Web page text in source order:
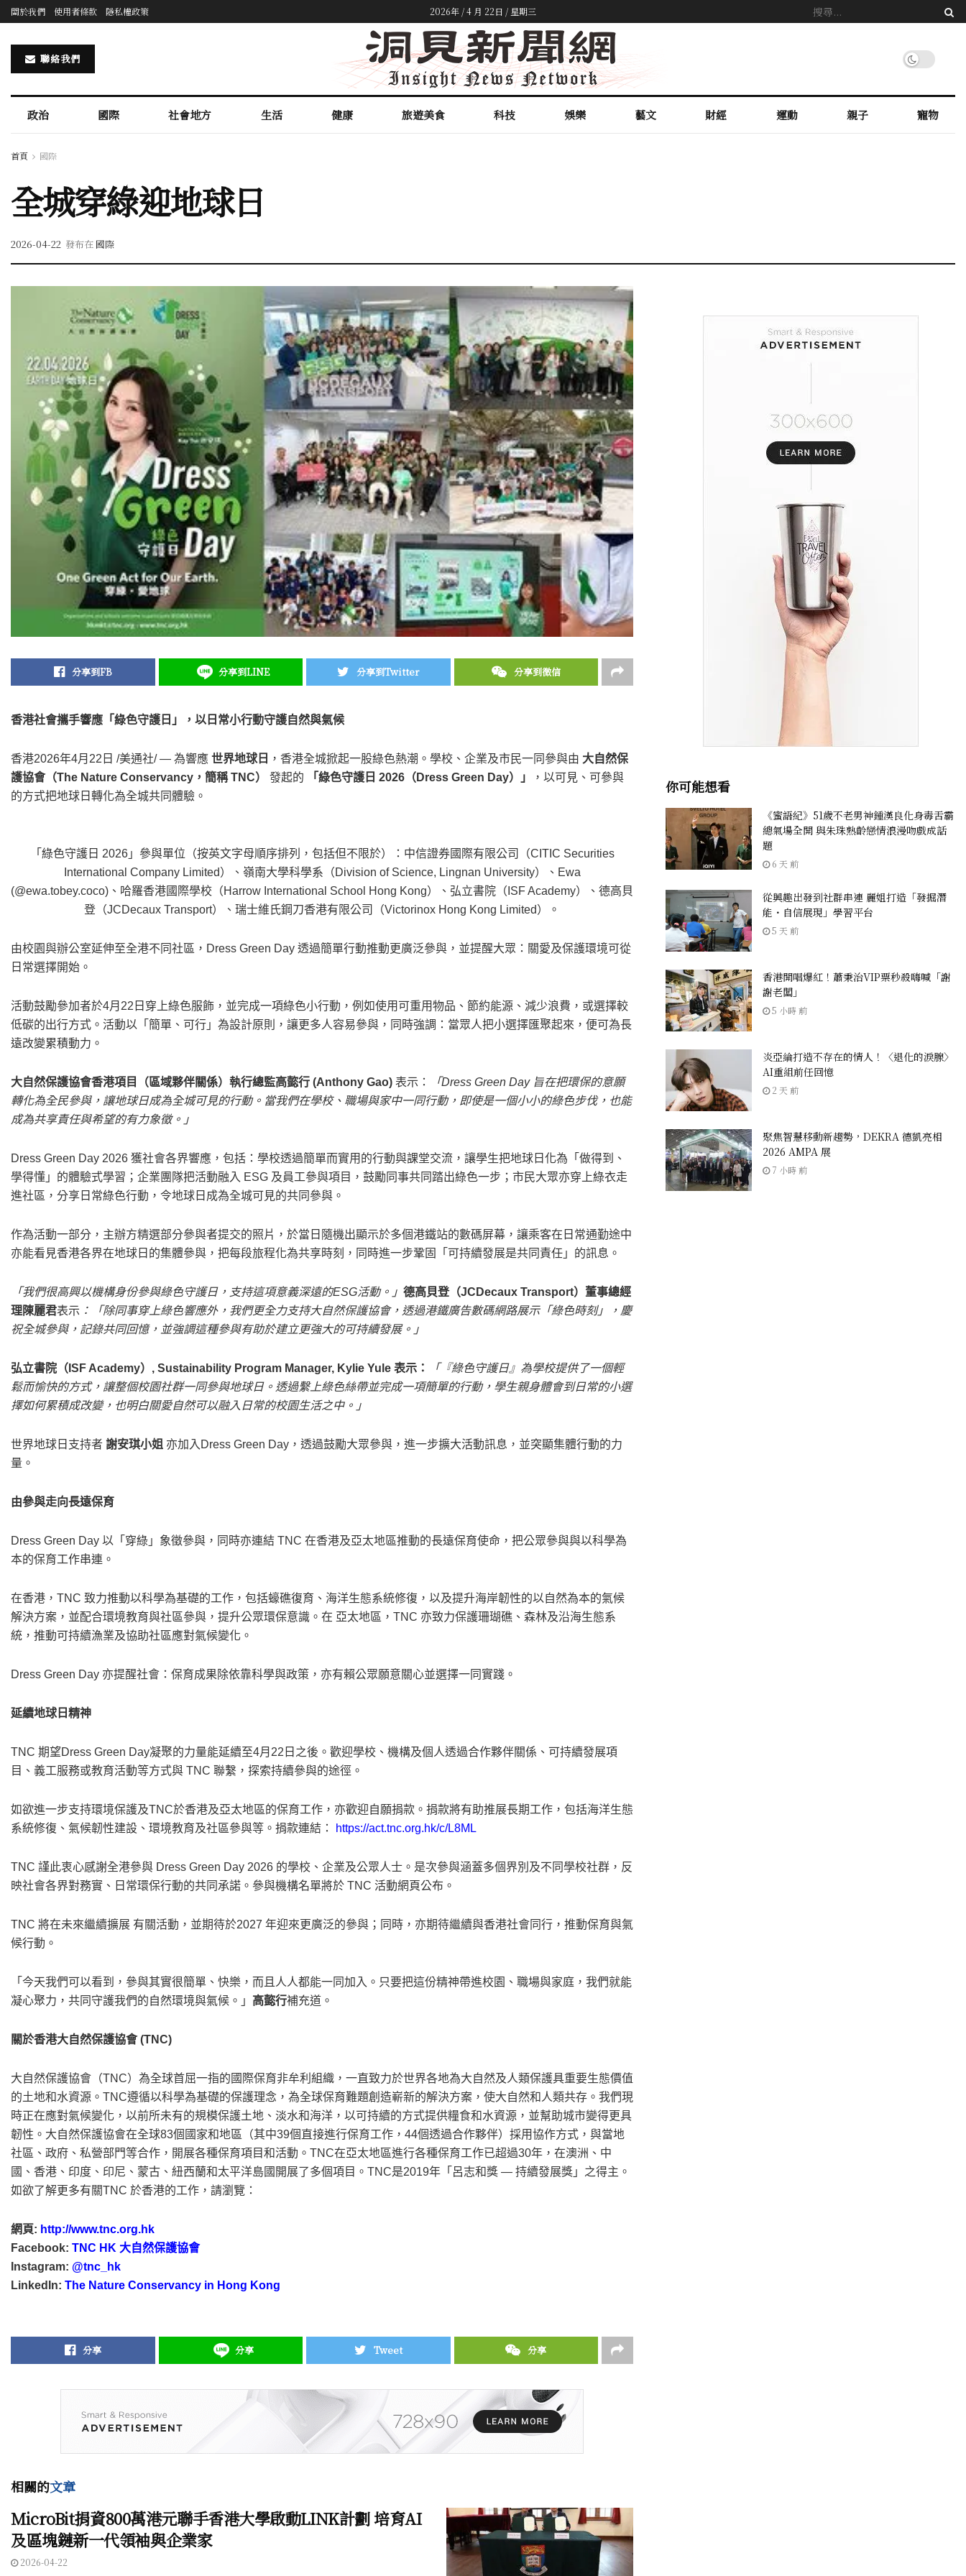
關於我們 使用者條款 隱私權政策 2026年 / 4 月 22日 / 星期三
聯絡我們
政治 國際 社會地方 生活 健康 旅遊美食 科技 娛樂 藝文 財經 運動 親子 寵物
首頁 國際
全城穿綠迎地球日
2026-04-22 發布在 國際
分享到FB 分享到LINE 分享到Twitter 分享到微信
香港社會攜手響應「綠色守護日」，以日常小行動守護自然與氣候
香港2026年4月22日 /美通社/ — 為響應 世界地球日 ，香港全城掀起一股綠色熱潮。學校、企業及市民一同參與由 大自然保
護協會（The Nature Conservancy，簡稱 TNC）
發起的 「綠色守護日 2026（Dress Green Day）」
，以可見、可參與
的方式把地球日轉化為全城共同體驗。
「綠色守護日 2026」參與單位（按英文字母順序排列，包括但不限於）：中信證券國際有限公司（CITIC Securities
International Company Limited）、嶺南大學科學系（Division of Science, Lingnan University）、Ewa
(@ewa.tobey.coco)、哈羅香港國際學校（Harrow International School Hong Kong）、弘立書院（ISF Academy）、德高貝
登（JCDecaux Transport）、瑞士維氏鋼刀香港有限公司（Victorinox Hong Kong Limited）。
由校園與辦公室延伸至全港不同社區，Dress Green Day 透過簡單行動推動更廣泛參與，並提醒大眾：關愛及保護環境可從
日常選擇開始。
活動鼓勵參加者於4月22日穿上綠色服飾，並完成一項綠色小行動，例如使用可重用物品、節約能源、減少浪費，或選擇較
低碳的出行方式。活動以「簡單、可行」為設計原則，讓更多人容易參與，同時強調：當眾人把小選擇匯聚起來，便可為長
遠改變累積動力。
大自然保護協會香港項目（區域夥伴關係）執行總監高㦤行 (Anthony Gao) 表示：
「Dress Green Day 旨在把環保的意願
轉化為全民參與，讓地球日成為全城可見的行動。當我們在學校、職場與家中一同行動，即使是一個小小的綠色步伐，也能
成為共享責任與希望的有力象徵。」
Dress Green Day 2026 獲社會各界響應，包括：學校透過簡單而實用的行動與課堂交流，讓學生把地球日化為「做得到、
學得懂」的體驗式學習；企業團隊把活動融入 ESG 及員工參與項目，鼓勵同事共同踏出綠色一步；市民大眾亦穿上綠衣走
進社區，分享日常綠色行動，令地球日成為全城可見的共同參與。
作為活動一部分，主辦方精選部分參與者提交的照片，於當日隨機出顯示於多個港鐵站的數碼屏幕，讓乘客在日常通勤途中
亦能看見香港各界在地球日的集體參與，把每段旅程化為共享時刻，同時進一步鞏固「可持續發展是共同責任」的訊息。
「我們很高興以機構身份參與綠色守護日，支持這項意義深遠的ESG活動。」 德高貝登（JCDecaux Transport）董事總經
理陳麗君表示 ：「除同事穿上綠色響應外，我們更全力支持大自然保護協會，透過港鐵廣告數碼網路展示「綠色時刻」，慶
祝全城參與，記錄共同回憶，並強調這種參與有助於建立更強大的可持續發展。」
弘立書院（ISF Academy）, Sustainability Program Manager, Kylie Yule 表示：
「『綠色守護日』為學校提供了一個輕
鬆而愉快的方式，讓整個校園社群一同參與地球日。透過繫上綠色絲帶並完成一項簡單的行動，學生親身體會到日常的小選
擇如何累積成改變，也明白關愛自然可以融入日常的校園生活之中。」
世界地球日支持者 謝安琪小姐 亦加入Dress Green Day，透過鼓勵大眾參與，進一步擴大活動訊息，並突顯集體行動的力
量。
由參與走向長遠保育
Dress Green Day 以「穿綠」象徵參與，同時亦連結 TNC 在香港及亞太地區推動的長遠保育使命，把公眾參與與以科學為
本的保育工作串連。
在香港，TNC 致力推動以科學為基礎的工作，包括蠔礁復育、海洋生態系統修復，以及提升海岸韌性的以自然為本的氣候
解決方案，並配合環境教育與社區參與，提升公眾環保意識。在 亞太地區，TNC 亦致力保護珊瑚礁、森林及沿海生態系
統，推動可持續漁業及協助社區應對氣候變化。
Dress Green Day 亦提醒社會：保育成果除依靠科學與政策，亦有賴公眾願意關心並選擇一同實踐。
延續地球日精神
TNC 期望Dress Green Day凝聚的力量能延續至4月22日之後。歡迎學校、機構及個人透過合作夥伴關係、可持續發展項
目、義工服務或教育活動等方式與 TNC 聯繫，探索持續參與的途徑。
如欲進一步支持環境保護及TNC於香港及亞太地區的保育工作，亦歡迎自願捐款。捐款將有助推展長期工作，包括海洋生態
系統修復、氣候韌性建設、環境教育及社區參與等。捐款連結：
https://act.tnc.org.hk/c/L8ML
TNC 謹此衷心感謝全港參與 Dress Green Day 2026 的學校、企業及公眾人士。是次參與涵蓋多個界別及不同學校社群，反
映社會各界對務實、日常環保行動的共同承諾。參與機構名單將於 TNC 活動網頁公布。
TNC 將在未來繼續擴展 有關活動，並期待於2027 年迎來更廣泛的參與；同時，亦期待繼續與香港社會同行，推動保育與氣
候行動。
「今天我們可以看到，參與其實很簡單、快樂，而且人人都能一同加入。只要把這份精神帶進校園、職場與家庭，我們就能
凝心聚力，共同守護我們的自然環境與氣候。」 高㦤行補充道。
關於香港大自然保護協會 (TNC)
大自然保護協會（TNC）為全球首屈一指的國際保育非牟利組織，一直致力於世界各地為大自然及人類保護具重要生態價值
的土地和水資源。TNC遵循以科學為基礎的保護理念，為全球保育難題創造嶄新的解決方案，使大自然和人類共存。我們現
時正在應對氣候變化，以前所未有的規模保護土地、淡水和海洋，以可持續的方式提供糧食和水資源，並幫助城市變得更具
韌性。大自然保護協會在全球83個國家和地區（其中39個直接進行保育工作，44個透過合作夥伴）採用協作方式，與當地
社區、政府、私營部門等合作，開展各種保育項目和活動。TNC在亞太地區進行各種保育工作已超過30年，在澳洲、中
國、香港、印度、印尼、蒙古、紐西蘭和太平洋島國開展了多個項目。TNC是2019年「呂志和獎 — 持續發展獎」之得主。
如欲了解更多有關TNC 於香港的工作，請瀏覽：
網頁: http://www.tnc.org.hk
Facebook: TNC HK 大自然保護協會
Instagram: @tnc_hk
LinkedIn: The Nature Conservancy in Hong Kong
分享 分享 Tweet 分享
相關的文章
MicroBit捐資800萬港元聯手香港大學啟動LINK計劃 培育AI
及區塊鏈新一代領袖與企業家
2026-04-22
你可能想看
《蜜語紀》51歲不老男神鍾漢良化身毒舌霸
總氣場全開 與朱珠熟齡戀情浪漫吻戲成話
題
6 天 前
從興趣出發到社群串連 麗姐打造「發掘潛
能・自信展現」學習平台
5 天 前
香港開唱爆紅！蕭秉治VIP票秒殺嗨喊「謝
謝老闆」
5 小時 前
炎亞綸打造不存在的情人！〈退化的淚腺〉
AI重組前任回憶
2 天 前
聚焦智慧移動新趨勢，DEKRA 德凱亮相
2026 AMPA 展
7 小時 前